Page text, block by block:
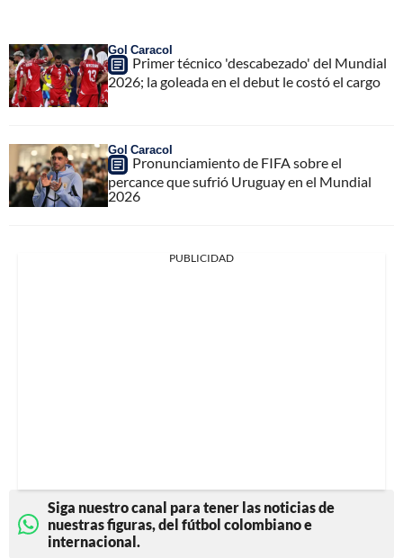
Gol Caracol
Primer técnico 'descabezado' del Mundial
2026; la goleada en el debut le costó el cargo
Gol Caracol
Pronunciamiento de FIFA sobre el
percance que sufrió Uruguay en el Mundial
2026
PUBLICIDAD
Siga nuestro canal para tener las noticias de
nuestras figuras, del fútbol colombiano e
internacional.